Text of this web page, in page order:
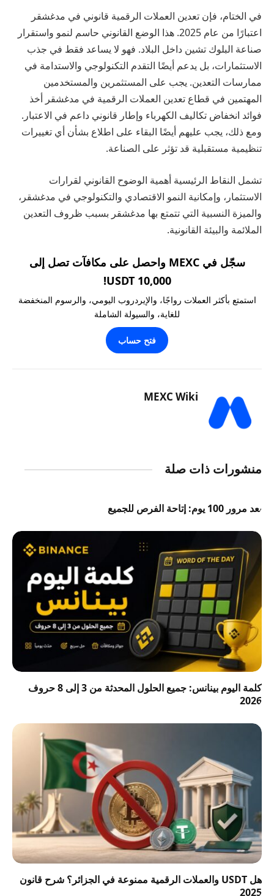
في الختام، فإن تعدين العملات الرقمية قانوني في مدغشقر
اعتبارًا من عام 2025. هذا الوضع القانوني حاسم لنمو واستقرار
صناعة البلوك تشين داخل البلاد. فهو لا يساعد فقط في جذب
الاستثمارات، بل يدعم أيضًا التقدم التكنولوجي والاستدامة في
ممارسات التعدين. يجب على المستثمرين والمستخدمين
المهتمين في قطاع تعدين العملات الرقمية في مدغشقر أخذ
فوائد انخفاض تكاليف الكهرباء وإطار قانوني داعم في الاعتبار.
ومع ذلك، يجب عليهم أيضًا البقاء على اطلاع بشأن أي تغييرات
تنظيمية مستقبلية قد تؤثر على الصناعة.
تشمل النقاط الرئيسية أهمية الوضوح القانوني لقرارات
الاستثمار، وإمكانية النمو الاقتصادي والتكنولوجي في مدغشقر،
والميزة النسبية التي تتمتع بها مدغشقر بسبب ظروف التعدين
الملائمة والبيئة القانونية.
سجّل في MEXC واحصل على مكافآت تصل إلى
10,000 USDT!
استمتع بأكثر العملات رواجًا، والإيردروب اليومي، والرسوم المنخفضة
للغاية، والسيولة الشاملة
فتح حساب
MEXC Wiki
منشورات ذات صلة
بعد مرور 100 يوم: إتاحة الفرص للجميع
كلمة اليوم بينانس: جميع الحلول المحدثة من 3 إلى 8 حروف
2026
هل USDT والعملات الرقمية ممنوعة في الجزائر؟ شرح قانون
2025